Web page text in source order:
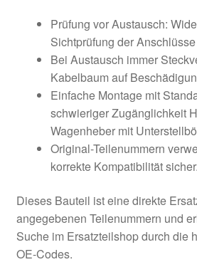
Prüfung vor Austausch:
Sichtprüfung der Anschlüsse
Bei Austausch immer
Kabelbaum auf
Einfache Montage mit
schwieriger Zugänglichkeit
Wagenheber mit
Original-Teilenummern
korrekte Kompatibilität
Dieses Bauteil ist eine direkte
angegebenen Teilenummern und
Suche im Ersatzteilshop durch die
OE-Codes.